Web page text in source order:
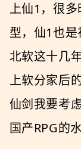
上仙1，很
型，仙1也是
北软这十几
上软分家后
仙剑我要考
国产RPG的